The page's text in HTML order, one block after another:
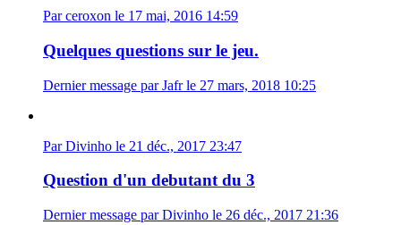
Par ceroxon le 17 mai, 2016 14:59
Quelques questions sur le jeu.
Dernier message par Jafr le 27 mars, 2018 10:25
Par Divinho le 21 déc., 2017 23:47
Question d'un debutant du 3
Dernier message par Divinho le 26 déc., 2017 21:36